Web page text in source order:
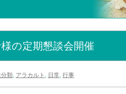
の定期懇談会開催
類, アラカルト , 日常, 行事